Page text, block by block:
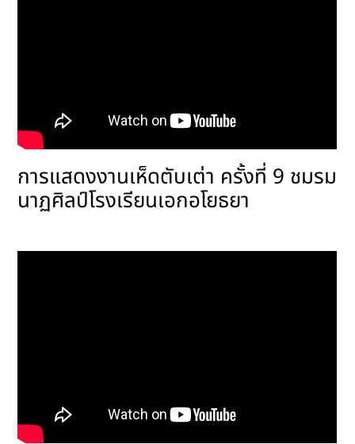
การแสดงงานเห็ดตับเต่า ครั้งที่ 9 ชมรม
นาฏศิลป์โรงเรียนเอกอโยธยา